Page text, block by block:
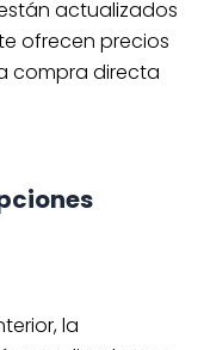
actualizados
ofrecen precios
compra directa
la